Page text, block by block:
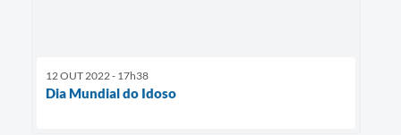
12 OUT 2022 - 17h38
Dia Mundial do Idoso